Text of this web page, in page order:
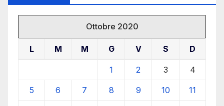
Ottobre 2020
L M M G V S D
1 2 3 4
5 6 7 8 9 10 11